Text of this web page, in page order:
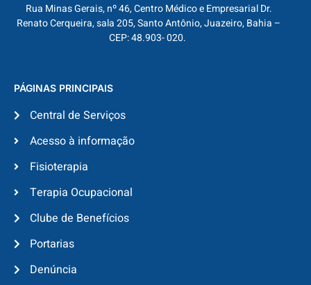
Rua Minas Gerais, nº 46, Centro Médico e Empresarial Dr.
Renato Cerqueira, sala 205, Santo Antônio, Juazeiro, Bahia –
CEP: 48.903- 020.
PÁGINAS PRINCIPAIS
Central de Serviços
Acesso à informação
Fisioterapia
Terapia Ocupacional
Clube de Benefícios
Portarias
Denúncia